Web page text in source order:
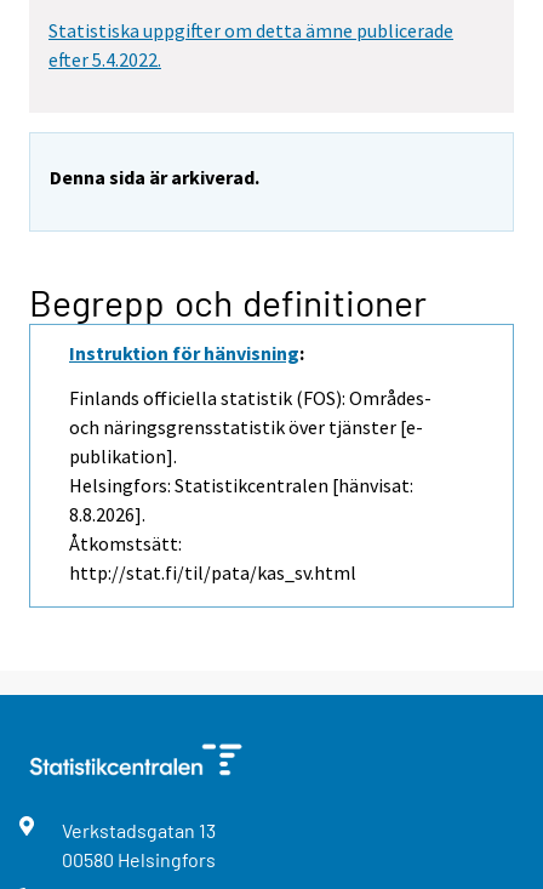
Statistiska uppgifter om detta ämne publicerade
efter 5.4.2022.
Denna sida är arkiverad.
Begrepp och definitioner
Instruktion för hänvisning:
Finlands officiella statistik (FOS): Områdes-
och näringsgrensstatistik över tjänster [e-
publikation].
Helsingfors: Statistikcentralen [hänvisat:
8.8.2026].
Åtkomstsätt:
http://stat.fi/til/pata/kas_sv.html
Verkstadsgatan 13
00580 Helsingfors